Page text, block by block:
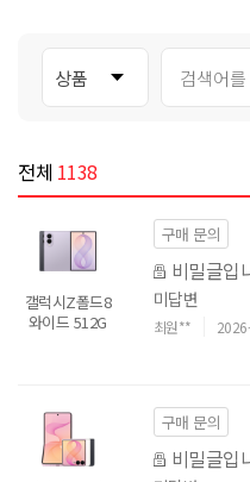
전체 1138
갤럭시Z폴드8
와이드 512G
구매 문의
비밀글입
미답변
최원**
구매 문의
비밀글입